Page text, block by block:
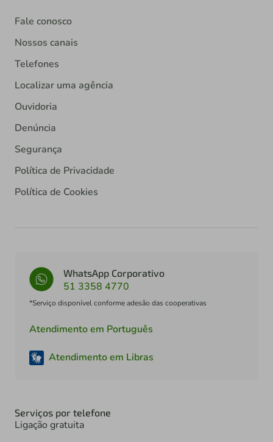
Fale conosco
Nossos canais
Telefones
Localizar uma agência
Ouvidoria
Denúncia
Segurança
Política de Privacidade
Política de Cookies
WhatsApp Corporativo
51 3358 4770
*Serviço disponível conforme adesão das cooperativas
Atendimento em Português
Atendimento em Libras
Serviços por telefone
Ligação gratuita